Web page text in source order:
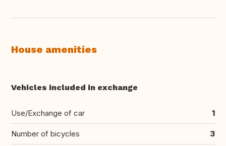
House amenities
Vehicles included in exchange
Use/Exchange of car 1
Number of bicycles 3